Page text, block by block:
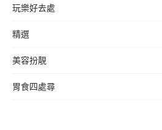
玩樂好去處
精選
美容扮靚
胃食四處尋